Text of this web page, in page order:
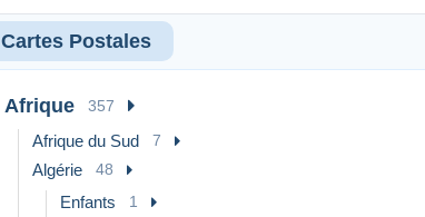
Cartes Postales
Afrique 357
Afrique du Sud 7
Algérie 48
Enfants 1